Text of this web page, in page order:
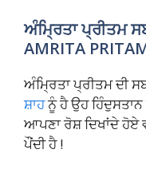
ਅੰਮ੍ਰਿਤਾ ਪ੍ਰੀਤਮ
AMRITA
ਅੰਮ੍ਰਿਤਾ ਪ੍ਰੀਤਮ ਦੀ
ਸ਼ਾਹਨੂੰ ਹੈ ਉਹ
ਆਪਣਾ ਰੋਸ਼ ਦਿਖਾਂਦੇ ਹੋਏ
ਪੌਂਦੀ ਹੈ !